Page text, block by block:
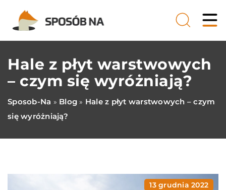
Hale z płyt warstwowych
– czym się wyróżniają?
Sposob-Na » Blog » Hale z płyt warstwowych – czym
się wyróżniają?
13 grudnia 2022